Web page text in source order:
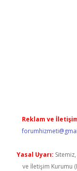
Reklam ve
Yasal Uyarı:
ve İletişim Kurumu